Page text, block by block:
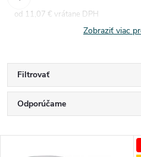
od 11,07 € vrátane DPH
Zobraziť viac
Filtrovať
R
a
Odporúčame